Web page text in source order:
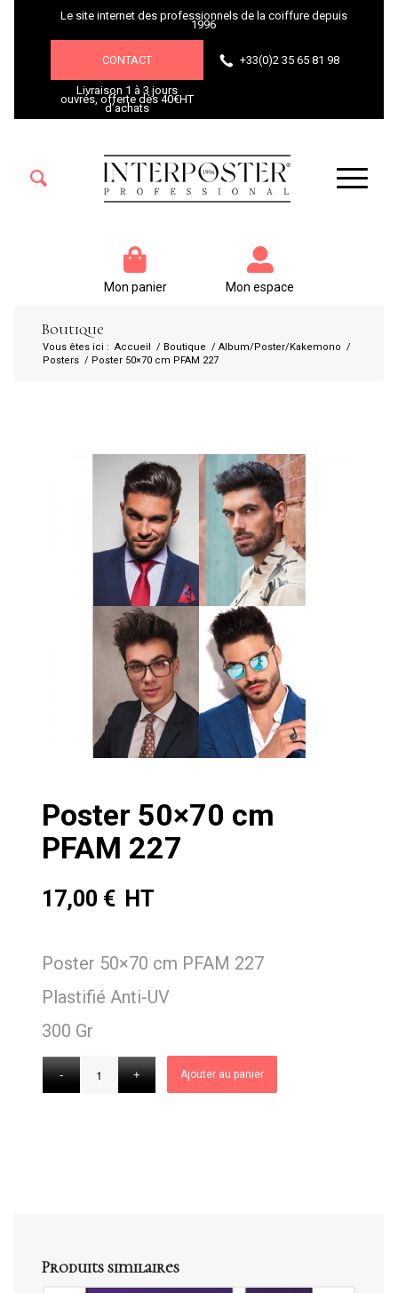
Livraison 1 à 3 jours
ouvrés, offerte dès 40€HT
d’achats
Le site internet des professionnels de la coiffure depuis
1996
CONTACT +33(0)2 35 65 81 98
Mon panier Mon espace
Boutique
Vous êtes ici : Accueil / Boutique / Album/Poster/Kakemono /
Posters / Poster 50×70 cm PFAM 227
Poster 50×70 cm
PFAM 227
17,00 €
Poster 50×70 cm PFAM 227
Plastifié Anti-UV
300 Gr
Ajouter au panier
Produits similaires